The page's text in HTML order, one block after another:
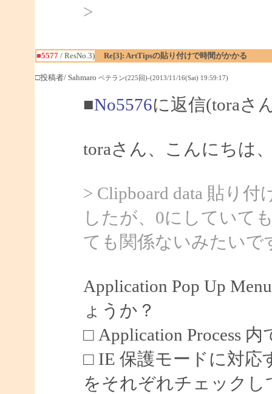
>
■5577/ ResNo.3) Re[3]: ArtTipsの貼り付けで時間がかかる
□投稿者/ Sahmaro ベテラン(225回)-(2013/11/16(Sat) 19:59:17)
■No5576に返信(toraさ
toraさん、こんにちは
> Clipboard data 貼り
したが、0にしていて
ても関係ないみたいで
Application Pop Up
ょうか？
□ Application Process 内
□ IE 保護モードに対応
をそれぞれチェック